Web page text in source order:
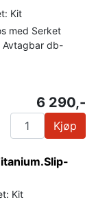
Kit
med Serket
Avtagbar db-
6 290,-
Kjøp
Kit